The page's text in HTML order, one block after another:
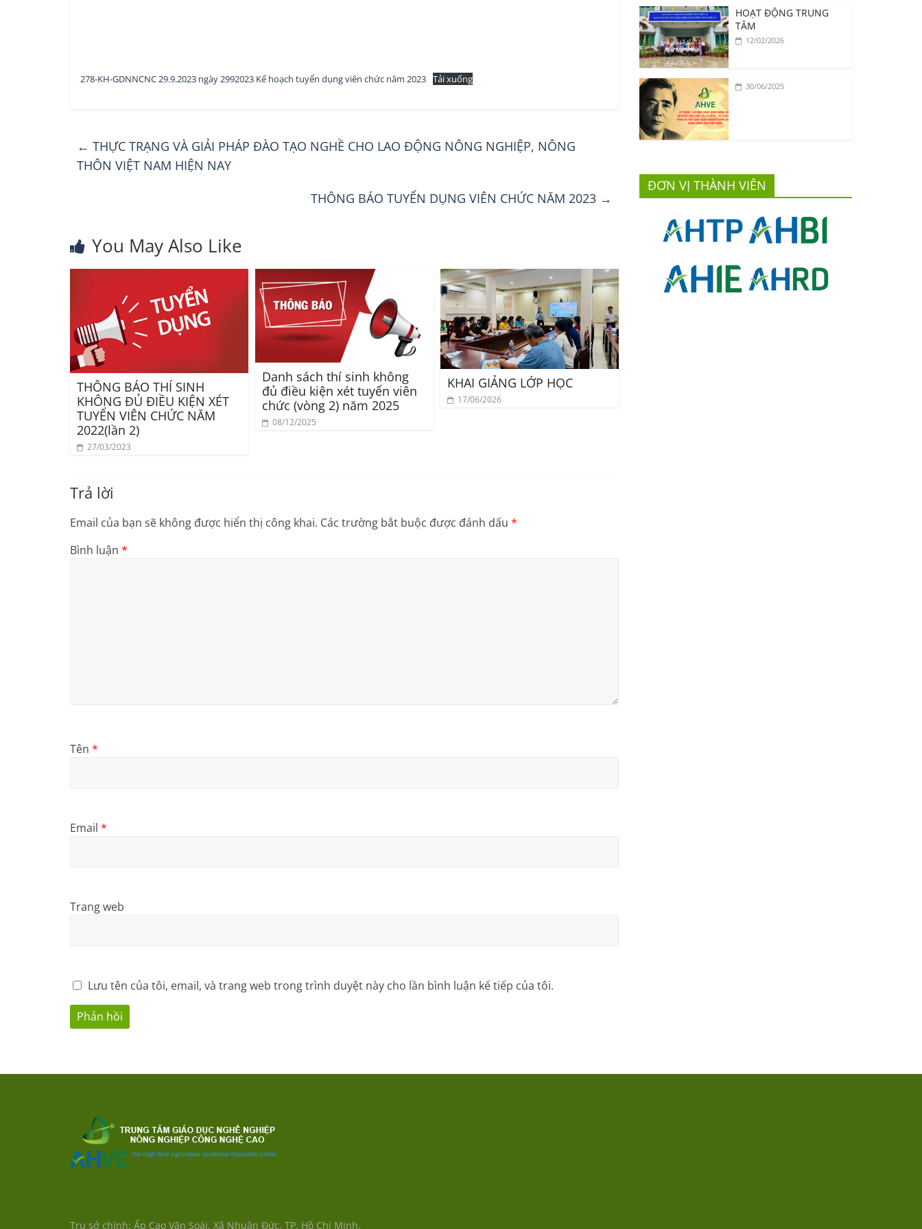
278-KH-GDNNCNC 29.9.2023 ngày 2992023 Kế hoạch tuyển dụng viên chức năm 2023 Tải xuống
← THỰC TRẠNG VÀ GIẢI PHÁP ĐÀO TẠO NGHỀ CHO LAO ĐỘNG NÔNG NGHIỆP, NÔNG
THÔN VIỆT NAM HIỆN NAY
THÔNG BÁO TUYỂN DỤNG VIÊN CHỨC NĂM 2023 →
You May Also Like
THÔNG BÁO THÍ SINH
KHÔNG ĐỦ ĐIỀU KIỆN XÉT
TUYỂN VIÊN CHỨC NĂM
2022(lần 2)
27/03/2023
Danh sách thí sinh không
đủ điều kiện xét tuyển viên
chức (vòng 2) năm 2025
08/12/2025
KHAI GIẢNG LỚP HỌC
17/06/2026
Trả lời
Email của bạn sẽ không được hiển thị công khai. Các trường bắt buộc được đánh dấu *
Bình luận *
Tên *
Email *
Trang web
Lưu tên của tôi, email, và trang web trong trình duyệt này cho lần bình luận kế tiếp của tôi.
HOẠT ĐỘNG TRUNG
TÂM
12/02/2026
30/06/2025
ĐƠN VỊ THÀNH VIÊN
Trụ sở chính: Ấp Cao Văn Soái, Xã Nhuận Đức, TP. Hồ Chí Minh.